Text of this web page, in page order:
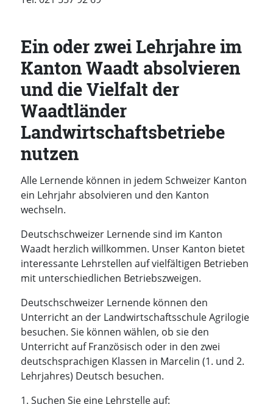
Ein oder zwei Lehrjahre im
Kanton Waadt absolvieren
und die Vielfalt der
Waadtländer
Landwirtschaftsbetriebe
nutzen
Alle Lernende können in jedem Schweizer Kanton
ein Lehrjahr absolvieren und den Kanton
wechseln.
Deutschschweizer Lernende sind im Kanton
Waadt herzlich willkommen. Unser Kanton bietet
interessante Lehrstellen auf vielfältigen Betrieben
mit unterschiedlichen Betriebszweigen.
Deutschschweizer Lernende können den
Unterricht an der Landwirtschaftsschule Agrilogie
besuchen. Sie können wählen, ob sie den
Unterricht auf Französisch oder in den zwei
deutschsprachigen Klassen in Marcelin (1. und 2.
Lehrjahres) Deutsch besuchen.
1. Suchen Sie eine Lehrstelle auf: